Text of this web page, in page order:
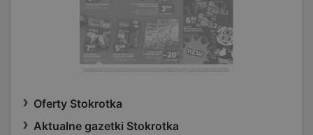
Oferty Stokrotka
Aktualne gazetki Stokrotka